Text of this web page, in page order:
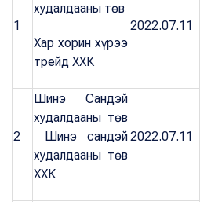
1
худалдааны төв
Хар хорин хүрээ
трейд ХХК
2022.07.11
2
Шинэ Сандэй
худалдааны төв
Шинэ сандэй
худалдааны төв
ХХК
2022.07.11